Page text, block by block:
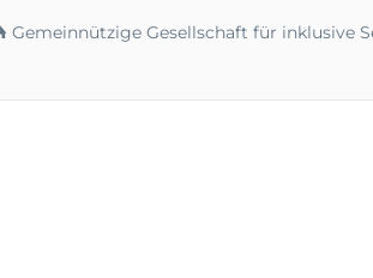
Gemeinnützige Gesellschaft für inklusive